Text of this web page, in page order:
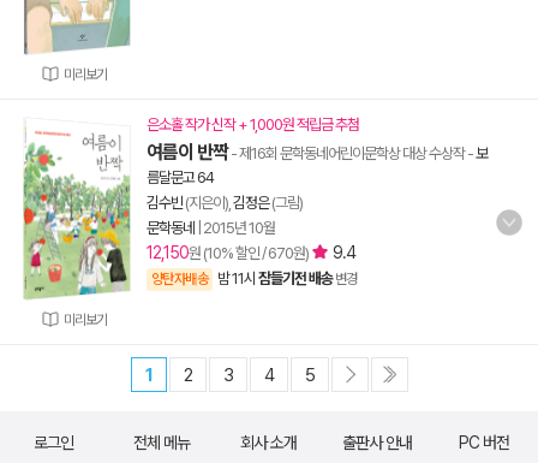
미리보기
미리보기
은소홀 작가 신작 + 1,000원 적립금 추첨
여름이 반짝- 제16회 문학동네어린이문학상 대상 수상작-보
름달문고 64
김수빈 (지은이), 김정은(그림)
문학동네
2015년 10월
12,150원 (10% 할인 / 670원) 9.4
양탄자배송 밤 11시 잠들기전 배송 변경
1 2 3 4 5
로그인 전체 메뉴 회사 소개 출판사 안내 PC 버전